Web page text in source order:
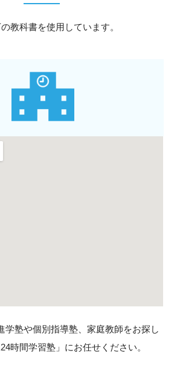
教科書を使用しています。
学塾や個別指導塾、家庭教師をお探し
時間学習塾」にお任せください。